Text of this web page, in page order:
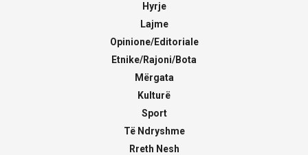
Hyrje
Lajme
Opinione/Editoriale
Etnike/Rajoni/Bota
Mërgata
Kulturë
Sport
Të Ndryshme
Rreth Nesh